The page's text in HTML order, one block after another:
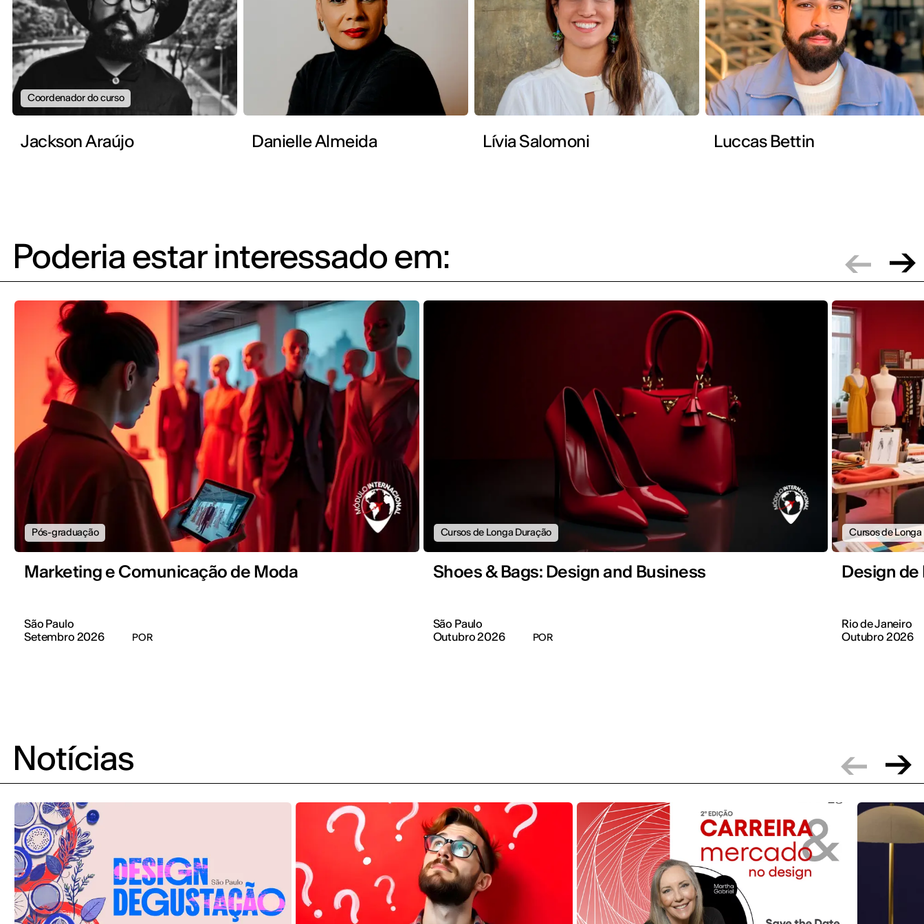
Coordenador do curso
Jackson Araújo Danielle Almeida Lívia Salomoni Luccas Bettin
Poderia estar interessado em:
Pós-graduação
Marketing e Comunicação de Moda
São Paulo
Setembro 2026
POR
Cursos de Longa Duração
Shoes & Bags: Design and Business
São Paulo
Outubro 2026
POR
Cursos de
Design de
Rio de Janeiro
Outubro 2026
Notícias